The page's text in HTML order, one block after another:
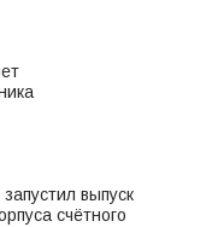
выпуск
счётного